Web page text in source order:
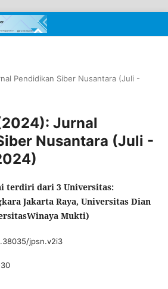
Pendidikan Siber Nusantara (Juli -
Jurnal
Nusantara (Juli -
terdiri dari 3 Universitas:
Jakarta Raya, Universitas Dian
Mukti)
jpsn.v2i3